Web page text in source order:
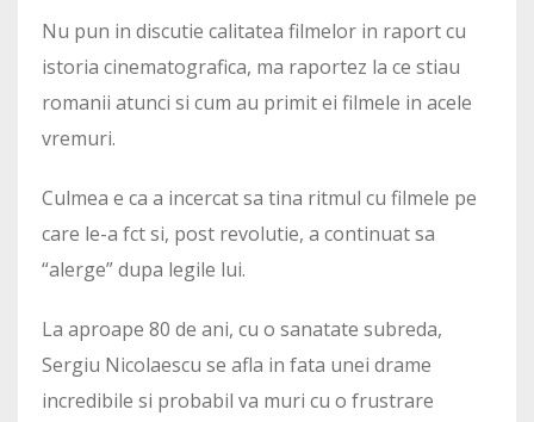
Nu pun in discutie calitatea filmelor in raport cu
istoria cinematografica, ma raportez la ce stiau
romanii atunci si cum au primit ei filmele in acele
vremuri.
Culmea e ca a incercat sa tina ritmul cu filmele pe
care le-a fct si, post revolutie, a continuat sa
“alerge” dupa legile lui.
La aproape 80 de ani, cu o sanatate subreda,
Sergiu Nicolaescu se afla in fata unei drame
incredibile si probabil va muri cu o frustrare